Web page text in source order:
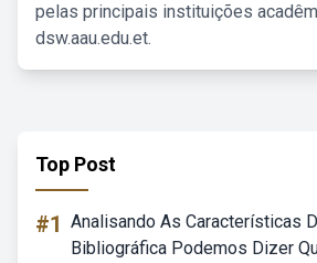
pelas principais instituições
dsw.aau.edu.et.
Top Post
#1 Analisando As Características
Bibliográfica Podemos Dizer